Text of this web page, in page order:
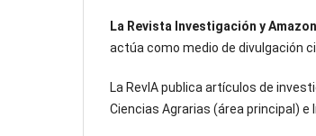
La Revista Investigación y
actúa como medio de divulgación
La RevIA publica artículos de
Ciencias Agrarias (área principal)